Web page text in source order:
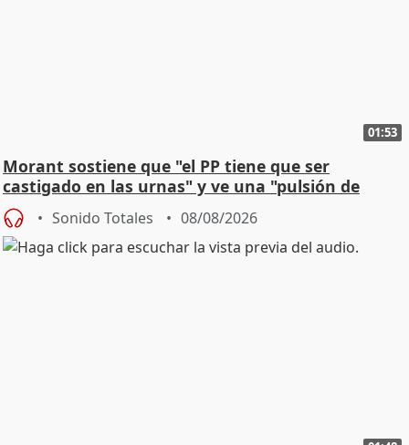
01:53
Morant sostiene que "el PP tiene que ser
castigado en las urnas" y ve una "pulsión de
cambio"
Sonido Totales 08/08/2026